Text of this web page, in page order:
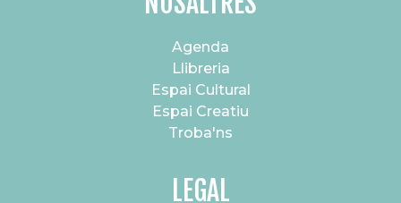
Agenda
Llibreria
Espai Cultural
Espai Creatiu
Troba'ns
LEGAL